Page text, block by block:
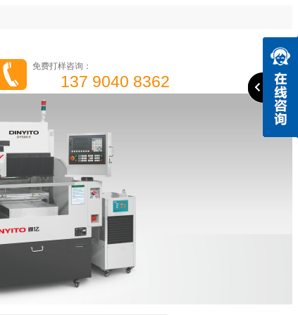
免费打样咨询：
137 9040 8362
高光机 精雕机 高速钻攻机 手机边框高光机 成功